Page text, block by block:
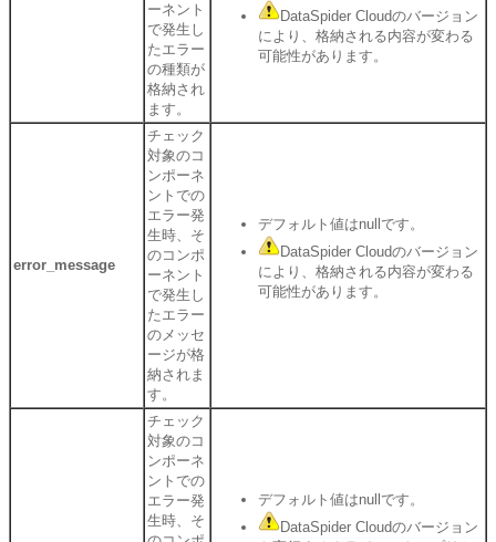
ーネント
で発生し
たエラー
の種類が
格納され
ます。
DataSpider Cloudのバージョン
により、格納される内容が変わる
可能性があります。
error_message
チェック
対象のコ
ンポーネ
ントでの
エラー発
生時、そ
のコンポ
ーネント
で発生し
たエラー
のメッセ
ージが格
納されま
す。
デフォルト値はnullです。
DataSpider Cloudのバージョン
により、格納される内容が変わる
可能性があります。
チェック
対象のコ
ンポーネ
ントでの
エラー発
生時、そ
デフォルト値はnullです。
DataSpider Cloudのバージョン